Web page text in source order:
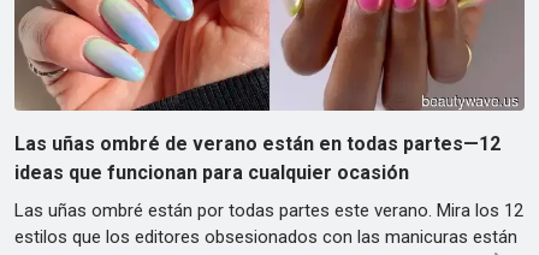
Las uñas ombré de verano están en todas partes—12
ideas que funcionan para cualquier ocasión
Las uñas ombré están por todas partes este verano. Mira los 12
estilos que los editores obsesionados con las manicuras están